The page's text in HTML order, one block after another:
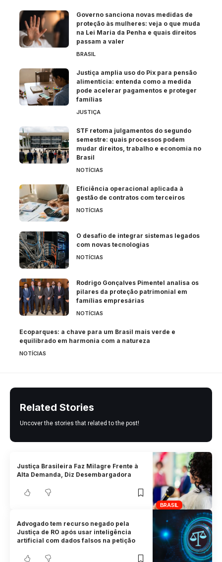
Governo sanciona novas medidas de
proteção às mulheres: veja o que muda
na Lei Maria da Penha e quais direitos
passam a valer
BRASIL
Justiça amplia uso do Pix para pensão
alimentícia: entenda como a medida
pode acelerar pagamentos e proteger
famílias
JUSTIÇA
STF retoma julgamentos do segundo
semestre: quais processos podem
mudar direitos, trabalho e economia no
Brasil
NOTÍCIAS
Eficiência operacional aplicada à
gestão de contratos com terceiros
NOTÍCIAS
O desafio de integrar sistemas legados
com novas tecnologias
NOTÍCIAS
Rodrigo Gonçalves Pimentel analisa os
pilares da proteção patrimonial em
famílias empresárias
NOTÍCIAS
Ecoparques: a chave para um Brasil mais verde e
equilibrado em harmonia com a natureza
NOTÍCIAS
Related Stories
Uncover the stories that related to the post!
BRASIL
Justiça Brasileira Faz Milagre Frente à
Alta Demanda, Diz Desembargadora
Advogado tem recurso negado pela
Justiça de RO após usar inteligência
artificial com dados falsos na petição